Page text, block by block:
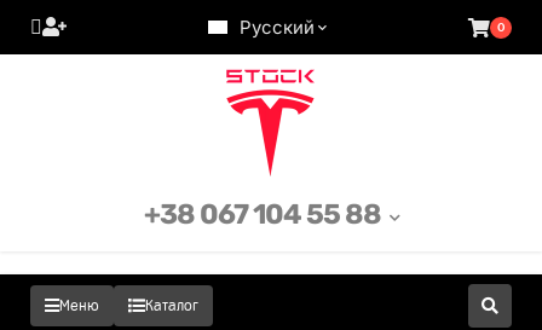
Русский 0
Меню Каталог
+38 067 104 55 88